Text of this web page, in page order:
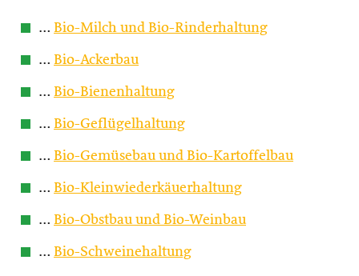
… Bio-Milch und Bio-Rinderhaltung
… Bio-Ackerbau
… Bio-Bienenhaltung
… Bio-Geflügelhaltung
… Bio-Gemüsebau und Bio-Kartoffelbau
… Bio-Kleinwiederkäuerhaltung
… Bio-Obstbau und Bio-Weinbau
… Bio-Schweinehaltung